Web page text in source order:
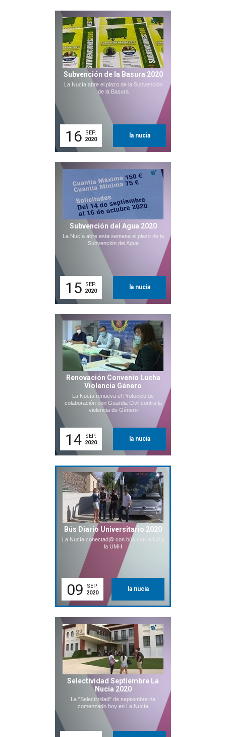
Subvención de la Basura 2020
La Nucía abre el plazo de la Subvención
de la Basura
16
SEP.
2020
la nucia
Subvención del Agua 2020
La Nucía abre esta semana el plazo de la
Subvención del Agua
15
SEP.
2020
la nucia
Renovación Convenio Lucha
Violencia Género
La Nucía renueva el Protocolo de
colaboración con Guardia Civil contra la
violencia de Género
14
SEP.
2020
la nucia
Bús Diario Universitario 2020
La Nucía conectad@ con bús con la UA y
la UMH
09
SEP.
2020
la nucia
Selectividad Septiembre La
Nucia 2020
La "Selectividad" de septiembre ha
comenzado hoy en La Nucía